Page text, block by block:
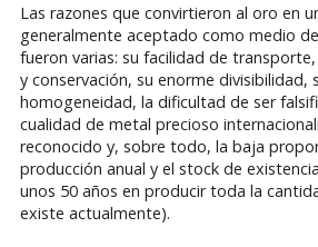
Las razones que convirtieron al oro en
generalmente aceptado como medio
fueron varias: su facilidad de
y conservación, su enorme divisibilidad,
homogeneidad, la dificultad de ser
cualidad de metal precioso
reconocido y, sobre todo, la baja
producción anual y el stock de
unos 50 años en producir toda la
existe actualmente).